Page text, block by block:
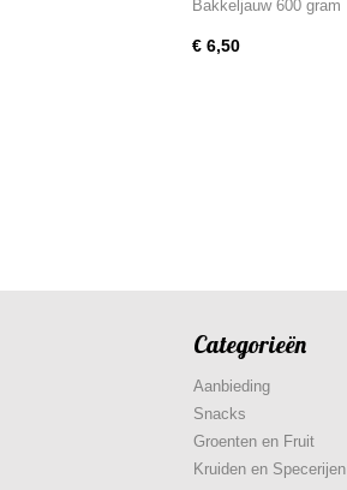
Bakkeljauw 600 gram
€ 6,50
Categorieën
Aanbieding
Snacks
Groenten en Fruit
Kruiden en Specerijen